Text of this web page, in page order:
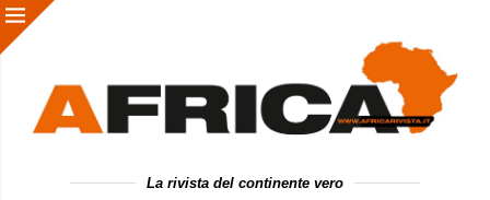
La rivista del continente vero